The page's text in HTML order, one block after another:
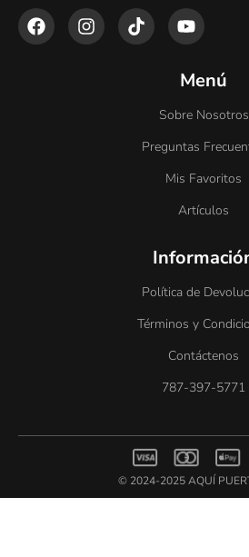
Menú
Sobre Nosotros
Preguntas
Mis Favoritos
Artículos
Política de
Términos y
Contáctenos
787-397-5771
© 2024-2025 AQUÍ